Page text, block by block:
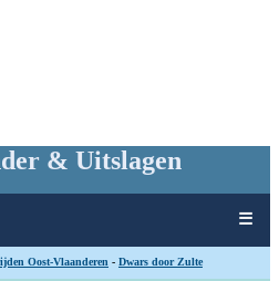
& Uitslagen
☰
Oost-Vlaanderen - Dwars door Zulte